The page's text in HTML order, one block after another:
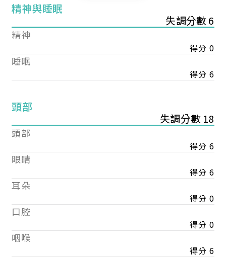
精神與睡眠
失調分數 6
精神
得分 0
睡眠
得分 6
頭部
失調分數 18
頭部
得分 6
眼睛
得分 6
耳朵
得分 0
口腔
得分 0
咽喉
得分 6